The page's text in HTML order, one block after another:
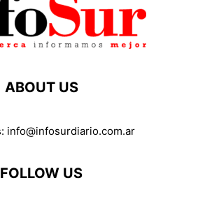
ABOUT US
info@infosurdiario.com.ar
FOLLOW US